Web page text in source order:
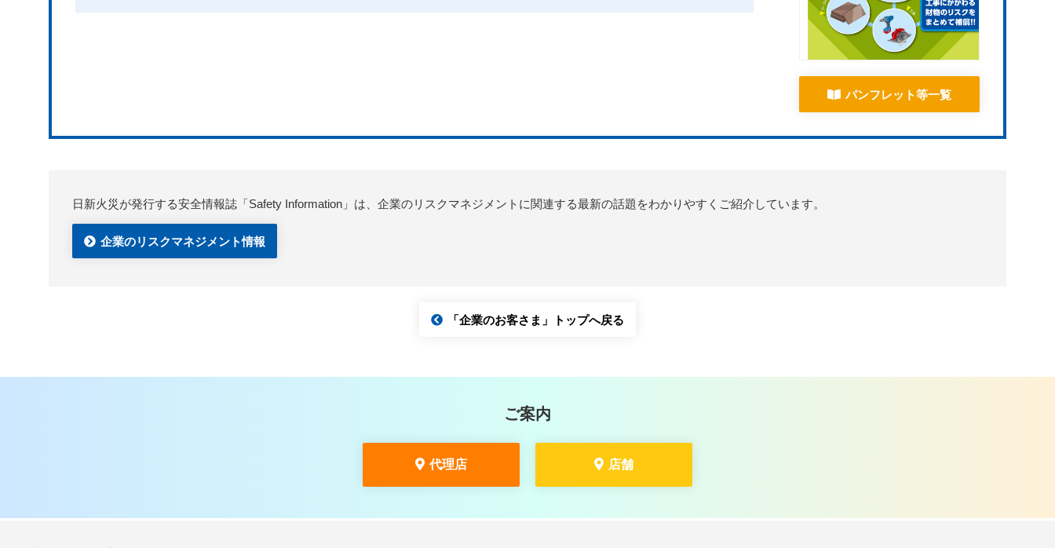
パンフレット等一覧
日新火災が発行する安全情報誌「Safety Information」は、企業のリスクマネジメントに関連する最新の話題をわかりやすくご紹介しています。
企業のリスクマネジメント情報
「企業のお客さま」トップへ戻る
ご案内
代理店 店舗